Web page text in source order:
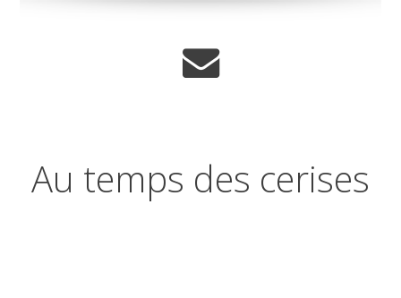
Au temps des cerises